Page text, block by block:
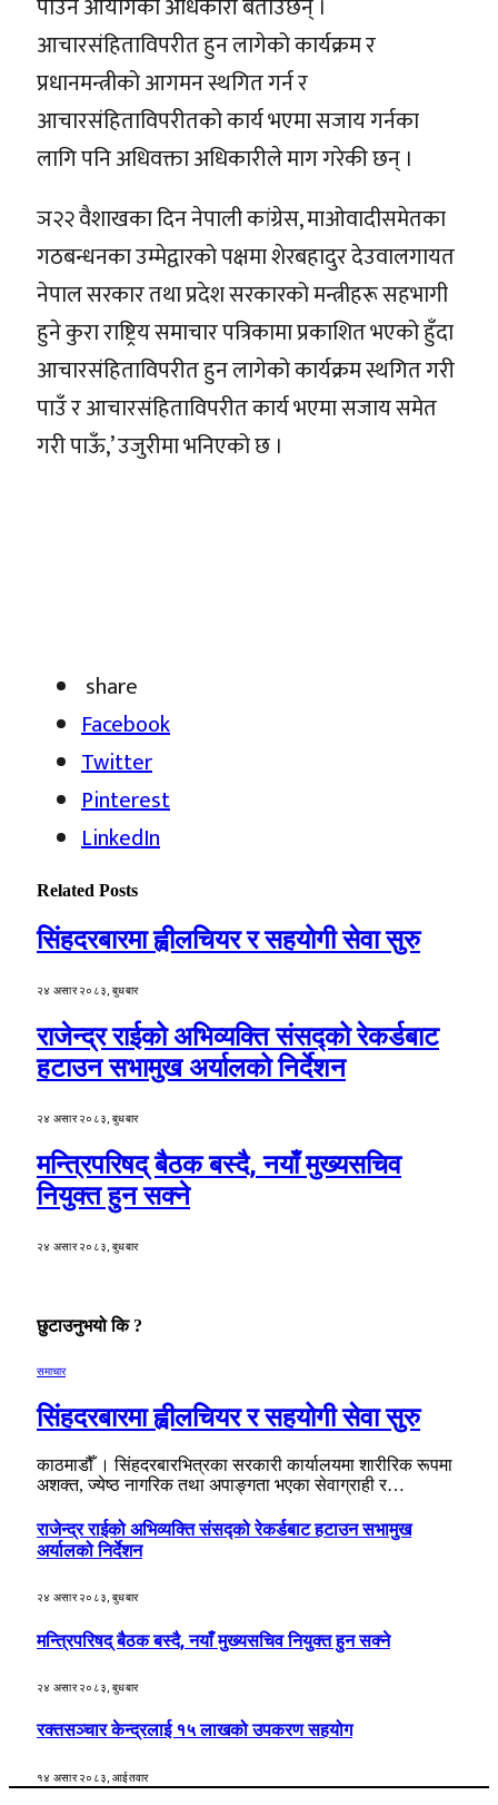
आचारसंहिताविपरीत हुन लागेको कार्यक्रम र
प्रधानमन्त्रीको आगमन स्थगित गर्न र
आचारसंहिताविपरीतको कार्य भएमा सजाय गर्नका
लागि पनि अधिवक्ता अधिकारीले माग गरेकी छन् ।
ञ२२ वैशाखका दिन नेपाली कांग्रेस, माओवादीसमेतका
गठबन्धनका उम्मेद्वारको पक्षमा शेरबहादुर देउवालगायत
नेपाल सरकार तथा प्रदेश सरकारको मन्त्रीहरू सहभागी
हुने कुरा राष्ट्रिय समाचार पत्रिकामा प्रकाशित भएको हुँदा
आचारसंहिताविपरीत हुन लागेको कार्यक्रम स्थगित गरी
पाउँ र आचारसंहिताविपरीत कार्य भएमा सजाय समेत
गरी पाऊँ,’ उजुरीमा भनिएको छ ।
share
Facebook
Twitter
Pinterest
LinkedIn
Related Posts
सिंहदरबारमा ह्वीलचियर र सहयोगी सेवा सुरु
२४ असार २०८३, बुधबार
राजेन्द्र राईको अभिव्यक्ति संसद्को रेकर्डबाट
हटाउन सभामुख अर्यालको निर्देशन
२४ असार २०८३, बुधबार
मन्त्रिपरिषद् बैठक बस्दै, नयाँ मुख्यसचिव
नियुक्त हुन सक्ने
२४ असार २०८३, बुधबार
छुटाउनुभयो कि ?
समाचार
सिंहदरबारमा ह्वीलचियर र सहयोगी सेवा सुरु
काठमाडौँ । सिंहदरबारभित्रका सरकारी कार्यालयमा शारीरिक रूपमा
अशक्त, ज्येष्ठ नागरिक तथा अपाङ्गता भएका सेवाग्राही र…
राजेन्द्र राईको अभिव्यक्ति संसद्को रेकर्डबाट हटाउन सभामुख
अर्यालको निर्देशन
२४ असार २०८३, बुधबार
मन्त्रिपरिषद् बैठक बस्दै, नयाँ मुख्यसचिव नियुक्त हुन सक्ने
२४ असार २०८३, बुधबार
रक्तसञ्चार केन्द्रलाई १५ लाखको उपकरण सहयोग
१४ असार २०८३, आईतवार